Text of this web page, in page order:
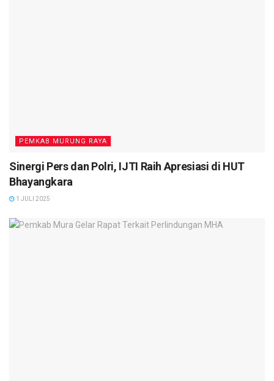
PEMKAB MURUNG RAYA
Sinergi Pers dan Polri, IJTI Raih Apresiasi di HUT
Bhayangkara
1 JULI 2025